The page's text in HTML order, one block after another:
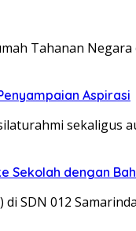
Tahanan Negara
Aspirasi
sekaligus
Sekolah dengan
SDN 012